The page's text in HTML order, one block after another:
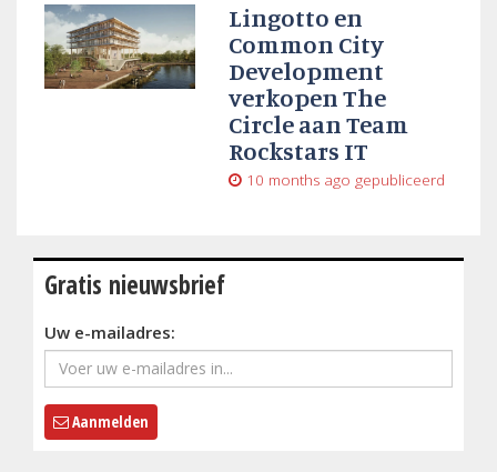
Lingotto en
Common City
Development
verkopen The
Circle aan Team
Rockstars IT
10 months ago gepubliceerd
Gratis nieuwsbrief
Uw e-mailadres:
Aanmelden